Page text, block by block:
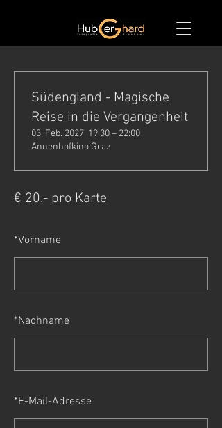
€ 20.- pro Karte
*Vorname
*Nachname
*E-Mail-Adresse
Südengland - Magische
Reise in die Vergangenheit
03. Feb. 2027, 19:30 – 22:00
Annenhofkino Graz